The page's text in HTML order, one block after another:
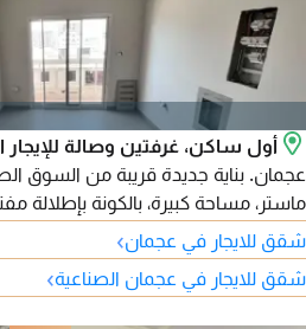
عجمان. بناية جديدة قريبة من السوق
ماستر، مساحة كبيرة، بالكونة بإطلالة
موقع حيوي قريب من الخدمات وسهل
الإيجار 40000 درهم على 6 دفعات. للاتصال.
شقق للايجار في عجمان›
شقق للايجار في عجمان الصناعية›